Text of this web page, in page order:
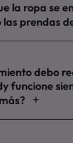
la ropa se
prendas
debo
funcione